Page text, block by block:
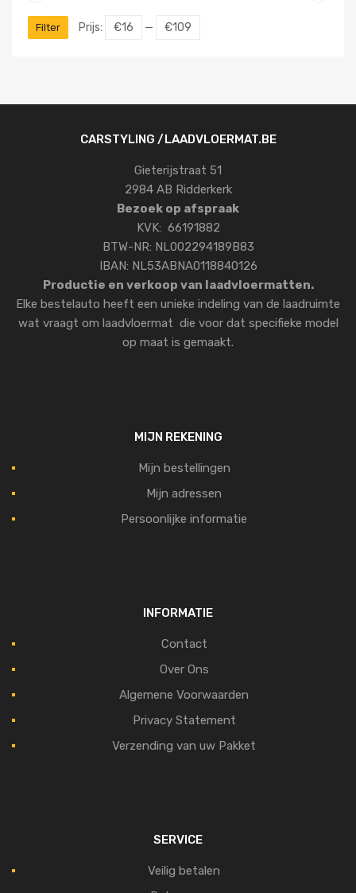
Filter Prijs: €16 — €109
CARSTYLING /LAADVLOERMAT.BE
Gieterijstraat 51
2984 AB Ridderkerk
Bezoek op afspraak
KVK: 66191882
BTW-NR: NL002294189B83
IBAN: NL53ABNA0118840126
Productie en verkoop van laadvloermatten.
Elke bestelauto heeft een unieke indeling van de laadruimte
wat vraagt om laadvloermat die voor dat specifieke model
op maat is gemaakt.
MIJN REKENING
Mijn bestellingen
Mijn adressen
Persoonlijke informatie
INFORMATIE
Contact
Over Ons
Algemene Voorwaarden
Privacy Statement
Verzending van uw Pakket
SERVICE
Veilig betalen